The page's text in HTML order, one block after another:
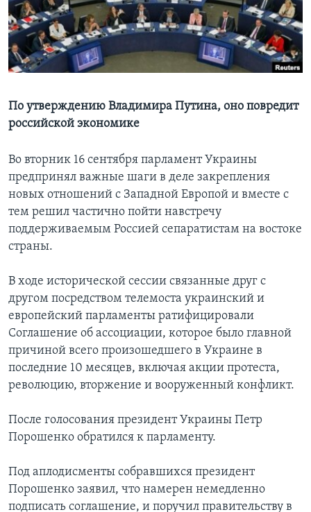
Learning English
СОЦИАЛЬНЫЕ СЕТИ
Языки
По утверждению Владимира Путина, оно повредит
российской экономике
Во вторник 16 сентября парламент Украины
предпринял важные шаги в деле закрепления
новых отношений с Западной Европой и вместе с
тем решил частично пойти навстречу
поддерживаемым Россией сепаратистам на востоке
страны.
В ходе исторической сессии связанные друг с
другом посредством телемоста украинский и
европейский парламенты ратифицировали
Соглашение об ассоциации, которое было главной
причиной всего произошедшего в Украине в
последние 10 месяцев, включая акции протеста,
революцию, вторжение и вооруженный конфликт.
После голосования президент Украины Петр
Порошенко обратился к парламенту.
Под аплодисменты собравшихся президент
Порошенко заявил, что намерен немедленно
подписать соглашение, и поручил правительству в